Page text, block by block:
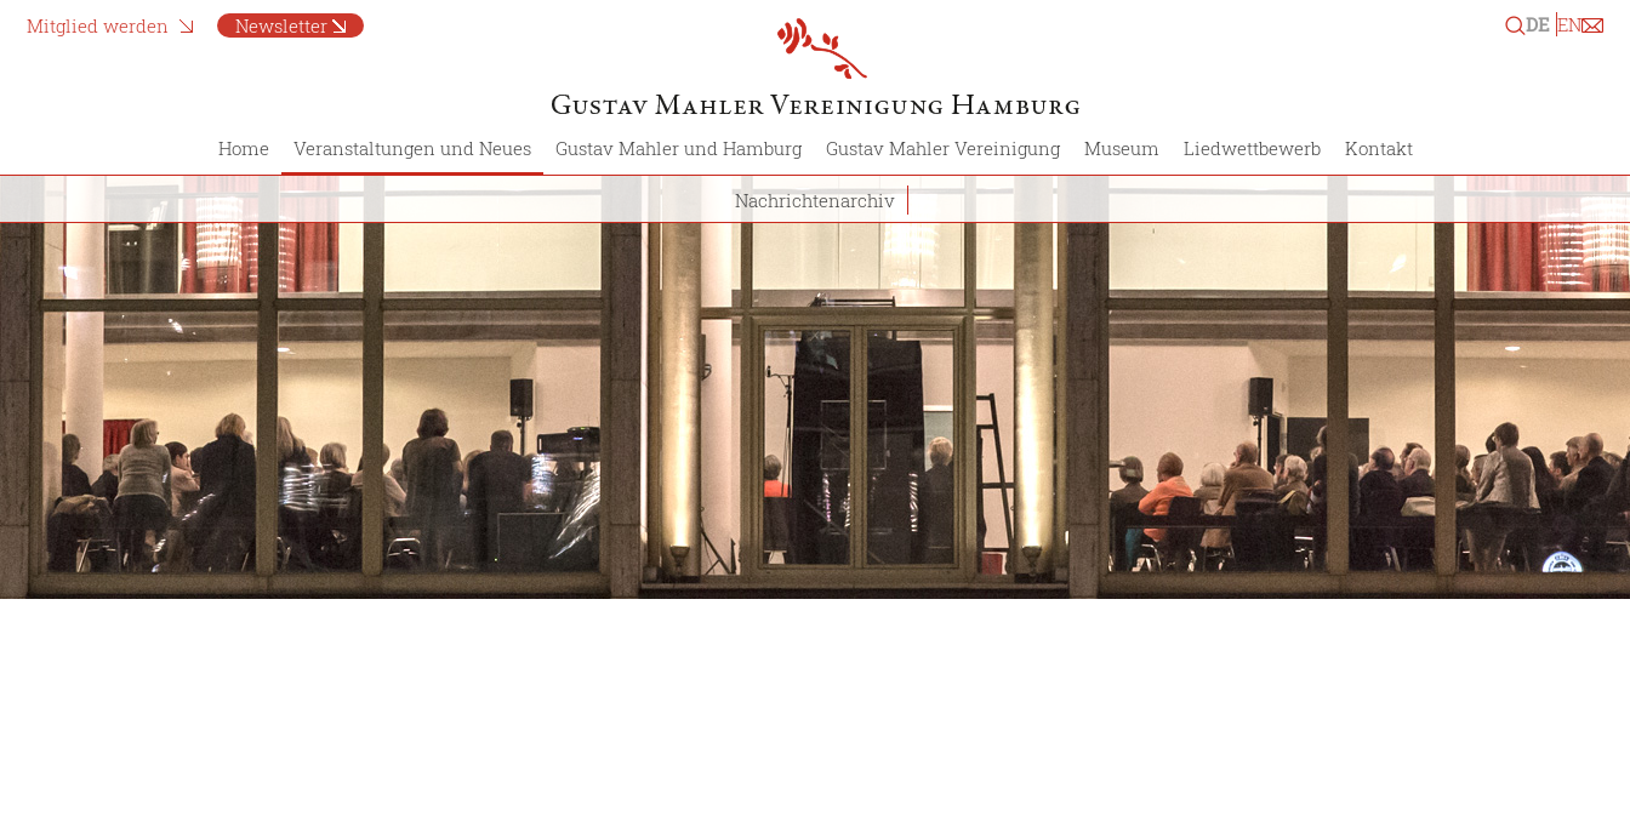
Mitglied werden Newsletter DE EN
Home Veranstaltungen und Neues
Nachrichtenarchiv
Gustav Mahler und Hamburg Gustav Mahler Vereinigung Museum Liedwettbewerb Kontakt